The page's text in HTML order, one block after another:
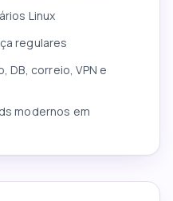
Linux
regulares
DB, correio, VPN e
modernos em